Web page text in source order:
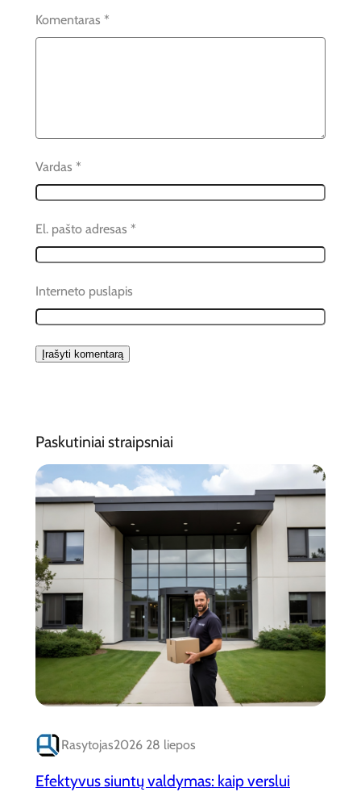
Komentaras *
Vardas *
El. pašto adresas *
Interneto puslapis
Paskutiniai straipsniai
Rasytojas2026 28 liepos
Efektyvus siuntų valdymas: kaip verslui